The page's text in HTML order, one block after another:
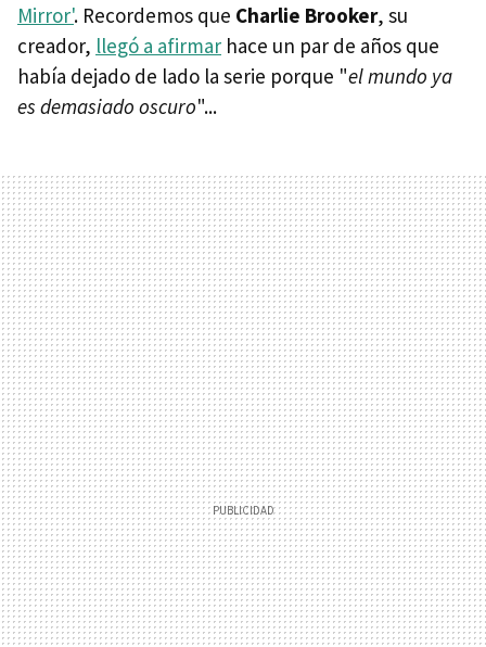
Mirror'. Recordemos que Charlie Brooker, su
creador, llegó a afirmar hace un par de años que
había dejado de lado la serie porque "el mundo ya
es demasiado oscuro"...